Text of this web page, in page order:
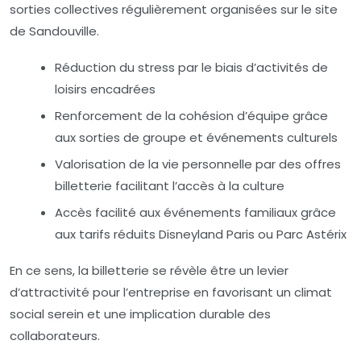
sorties collectives régulièrement organisées sur le site
de Sandouville.
Réduction du stress par le biais d’activités de
loisirs encadrées
Renforcement de la cohésion d’équipe grâce
aux sorties de groupe et événements culturels
Valorisation de la vie personnelle par des offres
billetterie facilitant l’accès à la culture
Accès facilité aux événements familiauxgrâce
aux tarifs réduits Disneyland Paris ou Parc Astérix
En ce sens, la billetterie se révèle être un levier
d’attractivité pour l’entreprise en favorisant un climat
social serein et une implication durable des
collaborateurs.